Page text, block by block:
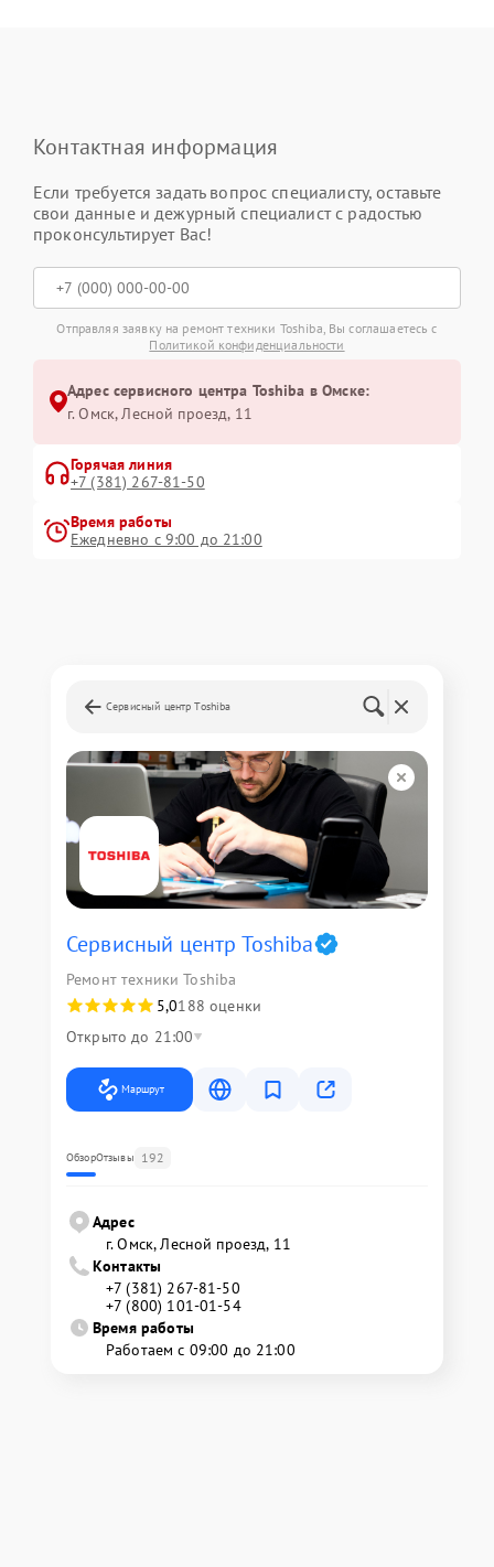
Контактная информация
Если требуется задать вопрос специалисту, оставьте
свои данные и дежурный специалист с радостью
проконсультирует Вас!
Отправляя заявку на ремонт техники Toshiba, Вы соглашаетесь с
Политикой конфиденциальности
Адрес сервисного центра Toshiba в Омске:
г. Омск, ​Лесной проезд, 11
Горячая линия
+7 (381) 267-81-50
Время работы
Ежедневно с 9:00 до 21:00
Сервисный центр Toshiba
Сервисный центр Toshiba
Ремонт техники Toshiba
5,0188 оценки
Открыто до 21:00
Маршрут
ОбзорОтзывы 192
Адрес
г. Омск, ​Лесной проезд, 11
Контакты
+7 (381) 267-81-50
+7 (800) 101-01-54
Время работы
Работаем с 09:00 до 21:00